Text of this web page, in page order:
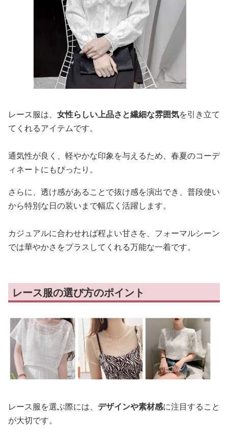
レース服は、 女性らしい上品さと繊細な雰囲気を引き立て
てくれるアイテムです。
通気性が良く、軽やかな印象を与えるため、春夏のコーデ
ィネートにもぴったり。
さらに、透け感があることで抜け感を演出でき、普段使い
から特別な日の装いまで幅広く活躍します。
カジュアルに合わせれば程よい甘さを、フォーマルシーン
では華やかさをプラスしてくれる万能な一着です。
レース服の選び方のポイント
レース服を選ぶ際には、 デザインや素材感に注目すること
が大切です。